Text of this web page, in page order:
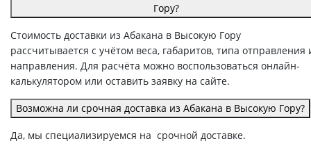
Гору?
Стоимость доставки из Абакана в Высокую Гору
рассчитывается с учётом веса, габаритов, типа отправления
направления. Для расчёта можно воспользоваться онлайн-
калькулятором или оставить заявку на сайте.
Возможна ли срочная доставка из Абакана в Высокую Гору?
Да, мы специализируемся на срочной доставке.